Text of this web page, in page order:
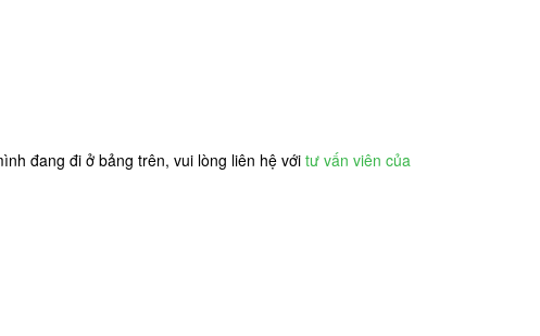
đang đi ở bảng trên, vui lòng liên hệ với tư vấn viên của